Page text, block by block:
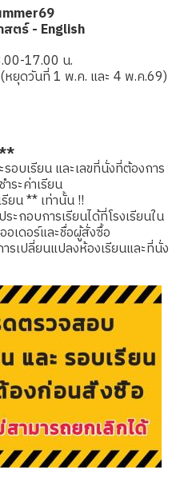
ตร์ - English
17.00 น.
หยุดวันที่ 1 พ.ค. และ 4 พ.ค.69)
บเรียน และเลขที่นั่งที่ต้องการ
ระค่าเรียน
ยน ** เท่านั้น !!
ะกอบการเรียนได้ที่โรงเรียนใน
อเดอร์และชื่อผู้สั่งซื้อ
รเปลี่ยนแปลงห้องเรียนและที่นั่ง